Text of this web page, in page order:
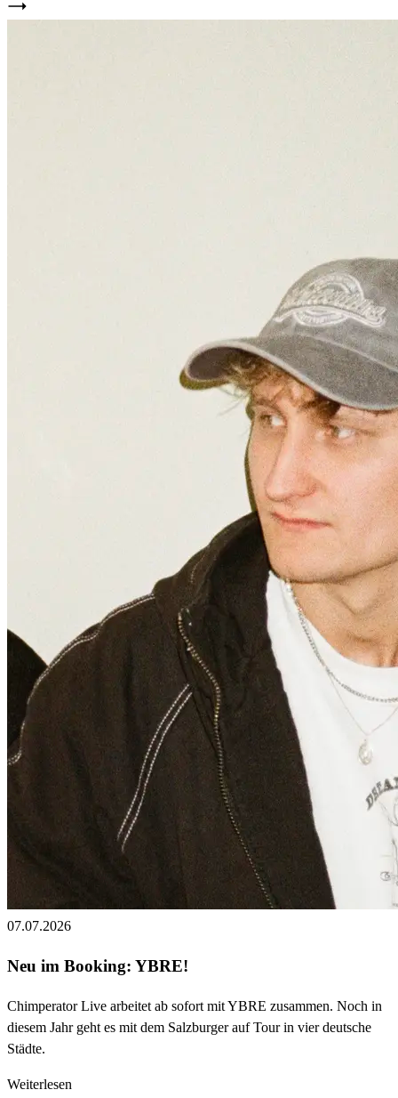
07.07.2026
Neu im Booking: YBRE!
Chimperator Live arbeitet ab sofort mit YBRE zusammen. Noch in
diesem Jahr geht es mit dem Salzburger auf Tour in vier deutsche
Städte.
Weiterlesen